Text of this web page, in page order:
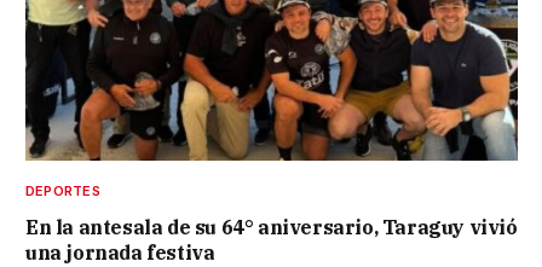
DEPORTES
En la antesala de su 64° aniversario, Taraguy vivió
una jornada festiva